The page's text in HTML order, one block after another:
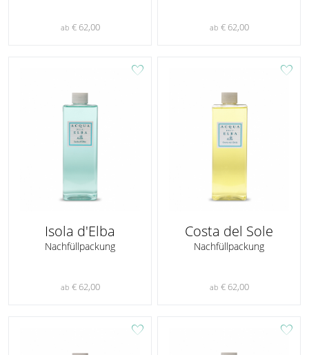
ab € 62,00 ab € 62,00
favorite
Isola d'Elba
Nachfüllpackung
ab € 62,00
favorite
Costa del Sole
Nachfüllpackung
ab € 62,00
favorite favorite